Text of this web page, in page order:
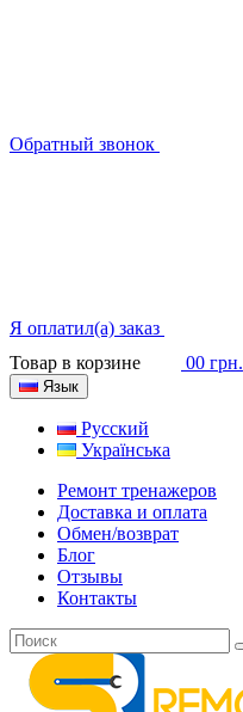
Обратный звонок
Я оплатил(а) заказ
Товар в корзине
00 грн.
Язык
Русский
Українська
Ремонт тренажеров
Доставка и оплата
Обмен/возврат
Блог
Отзывы
Контакты